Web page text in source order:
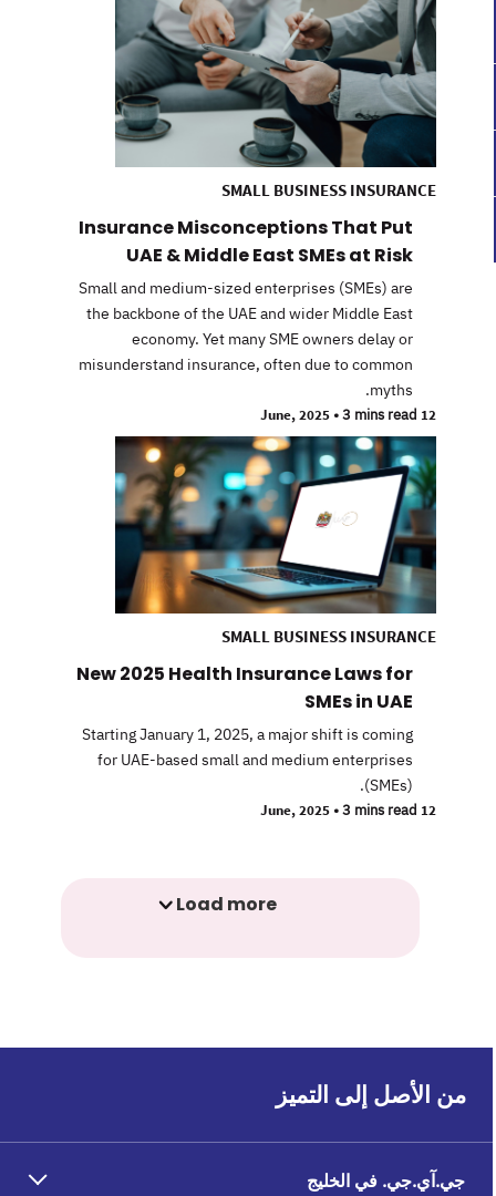
SMALL BUSINESS INSURANCE
Insurance Misconceptions That Put
UAE & Middle East SMEs at Risk
Small and medium-sized enterprises (SMEs) are
the backbone of the UAE and wider Middle East
economy. Yet many SME owners delay or
misunderstand insurance, often due to common
myths.
12 June, 2025
• 3 mins read
SMALL BUSINESS INSURANCE
New 2025 Health Insurance Laws for
SMEs in UAE
Starting January 1, 2025, a major shift is coming
for UAE-based small and medium enterprises
(SMEs).
12 June, 2025
• 3 mins read
من الأصل إلى التميز
جي.آي.جي. في الخليج